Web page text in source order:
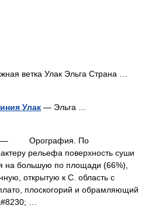
ветка Улак Эльга Страна …
Улак — Эльга …
— Орография. По
рельефа поверхность суши
на большую по площади (66%),
открытую к С. область с
плоскогорий и обрамляющий
…